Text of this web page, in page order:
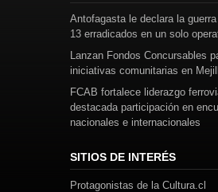
Antofagasta le declara la
13 erradicados en un solo
Lanzan Fondos Concursables
iniciativas comunitarias en
FCAB fortalece liderazgo
destacada participación en
nacionales e internacionales
SITIOS DE INTERÉS
Protagonistas de la Cultura.cl